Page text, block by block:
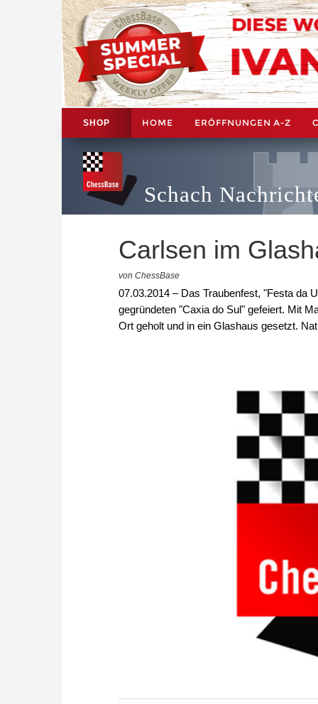
SHOP HOME ERÖFFNUNGEN A-Z
Schach
Carlsen im
von ChessBase
07.03.2014 – Das Traubenfest, "Festa da
gegründeten "Caxia do Sul" gefeiert. Mit
Ort geholt und in ein Glashaus gesetzt.